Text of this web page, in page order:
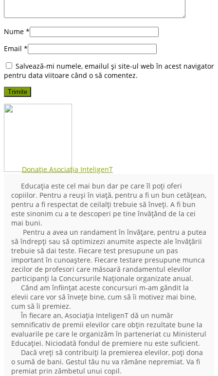
Nume *
Email *
Salvează-mi numele, emailul și site-ul web în acest navigator
pentru data viitoare când o să comentez.
Donație Asociația InteligenT
Educația este cel mai bun dar pe care îl poți oferi
copiilor. Pentru a reuși în viață, pentru a fi un bun cetățean,
pentru a fi respectat de ceilalți trebuie să înveți. A fi bun
este sinonim cu a te descoperi pe tine învățând de la cei
mai buni.
Pentru a avea un randament în învățare, pentru a putea
să îndrepți sau să optimizezi anumite aspecte ale învățării
trebuie să dai teste. Fiecare test presupune un pas
important în cunoaștere. Fiecare testare presupune munca
zecilor de profesori care măsoară randamentul elevilor
participanți la Concursurile Naționale organizate anual.
Când am înființat aceste concursuri m-am gândit la
elevii care vor să învețe bine, cum să îi motivez mai bine,
cum să îi premiez.
În fiecare an, Asociația InteligenT dă un număr
semnificativ de premii elevilor care obțin rezultate bune la
evaluarile pe care le organizăm în parteneriat cu Ministerul
Educației. Niciodată fondul de premiere nu este suficient.
Dacă vreți să contribuiți la premierea elevilor, poți dona
o sumă de bani. Gestul tău nu va rămâne nepremiat. Va fi
premiat prin zâmbetul unui copil.